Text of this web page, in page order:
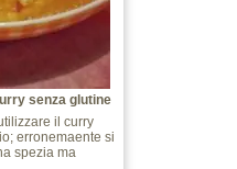
senza glutine
il curry
erronemaente si
spezia ma